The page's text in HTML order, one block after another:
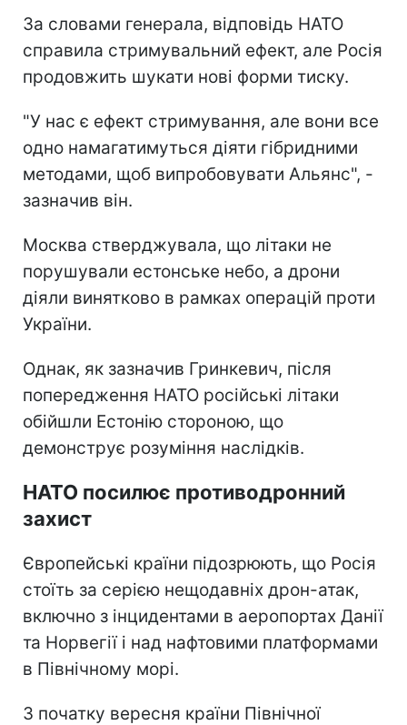
За словами генерала, відповідь НАТО
справила стримувальний ефект, але Росія
продовжить шукати нові форми тиску.
"У нас є ефект стримування, але вони все
одно намагатимуться діяти гібридними
методами, щоб випробовувати Альянс", -
зазначив він.
Москва стверджувала, що літаки не
порушували естонське небо, а дрони
діяли винятково в рамках операцій проти
України.
Однак, як зазначив Гринкевич, після
попередження НАТО російські літаки
обійшли Естонію стороною, що
демонструє розуміння наслідків.
НАТО посилює противодронний
захист
Європейські країни підозрюють, що Росія
стоїть за серією нещодавніх дрон-атак,
включно з інцидентами в аеропортах Данії
та Норвегії і над нафтовими платформами
в Північному морі.
З початку вересня країни Північної